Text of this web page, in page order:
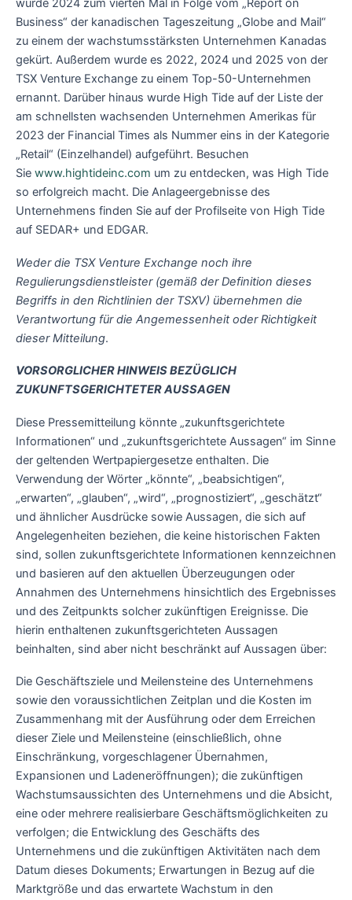
wurde 2024 zum vierten Mal in Folge vom „Report on
Business“ der kanadischen Tageszeitung „Globe and Mail“
zu einem der wachstumsstärksten Unternehmen Kanadas
gekürt. Außerdem wurde es 2022, 2024 und 2025 von der
TSX Venture Exchange zu einem Top-50-Unternehmen
ernannt. Darüber hinaus wurde High Tide auf der Liste der
am schnellsten wachsenden Unternehmen Amerikas für
2023 der Financial Times als Nummer eins in der Kategorie
„Retail“ (Einzelhandel) aufgeführt. Besuchen
Sie www.hightideinc.com um zu entdecken, was High Tide
so erfolgreich macht. Die Anlageergebnisse des
Unternehmens finden Sie auf der Profilseite von High Tide
auf SEDAR+ und EDGAR.
Weder die TSX Venture Exchange noch ihre
Regulierungsdienstleister (gemäß der Definition dieses
Begriffs in den Richtlinien der TSXV) übernehmen die
Verantwortung für die Angemessenheit oder Richtigkeit
dieser Mitteilung.
VORSORGLICHER HINWEIS BEZÜGLICH
ZUKUNFTSGERICHTETER AUSSAGEN
Diese Pressemitteilung könnte „zukunftsgerichtete
Informationen“ und „zukunftsgerichtete Aussagen“ im Sinne
der geltenden Wertpapiergesetze enthalten. Die
Verwendung der Wörter „könnte“, „beabsichtigen“,
„erwarten“, „glauben“, „wird“, „prognostiziert“, „geschätzt“
und ähnlicher Ausdrücke sowie Aussagen, die sich auf
Angelegenheiten beziehen, die keine historischen Fakten
sind, sollen zukunftsgerichtete Informationen kennzeichnen
und basieren auf den aktuellen Überzeugungen oder
Annahmen des Unternehmens hinsichtlich des Ergebnisses
und des Zeitpunkts solcher zukünftigen Ereignisse. Die
hierin enthaltenen zukunftsgerichteten Aussagen
beinhalten, sind aber nicht beschränkt auf Aussagen über:
Die Geschäftsziele und Meilensteine des Unternehmens
sowie den voraussichtlichen Zeitplan und die Kosten im
Zusammenhang mit der Ausführung oder dem Erreichen
dieser Ziele und Meilensteine (einschließlich, ohne
Einschränkung, vorgeschlagener Übernahmen,
Expansionen und Ladeneröffnungen); die zukünftigen
Wachstumsaussichten des Unternehmens und die Absicht,
eine oder mehrere realisierbare Geschäftsmöglichkeiten zu
verfolgen; die Entwicklung des Geschäfts des
Unternehmens und die zukünftigen Aktivitäten nach dem
Datum dieses Dokuments; Erwartungen in Bezug auf die
Marktgröße und das erwartete Wachstum in den